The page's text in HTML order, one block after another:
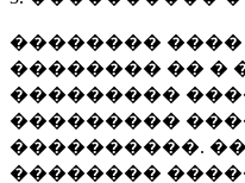
��������
�������� �� �
���������
���������
����������.
��������